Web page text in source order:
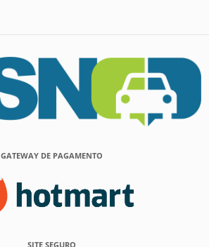
GATEWAY DE PAGAMENTO
SITE SEGURO